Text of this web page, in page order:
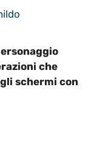
che
schermi con